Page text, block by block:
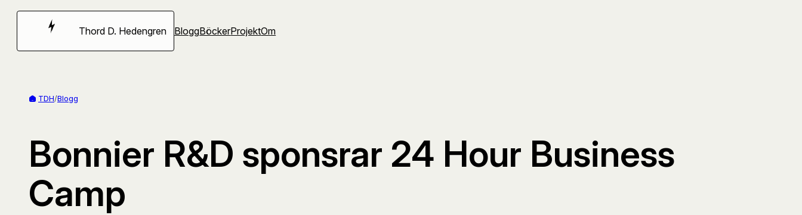
Hoppa
Thord D. Hedengren BloggBöckerProjektOm
TDH/Blogg
Bonnier R&D sponsrar 24 Hour Business
Camp